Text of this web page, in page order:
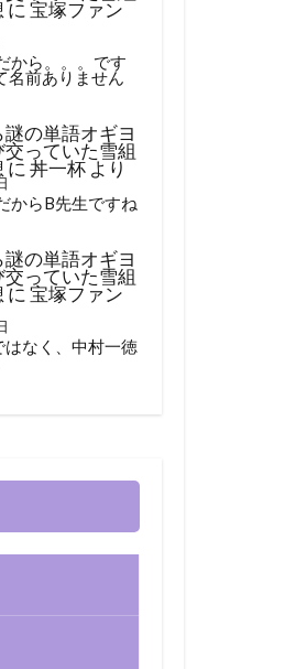
に 宝塚ファン
から。。。です
名前ありません
の単語オギヨ
っていた雪組
に 丼一杯より
からB先生ですね
の単語オギヨ
っていた雪組
に 宝塚ファン
はなく、中村一徳